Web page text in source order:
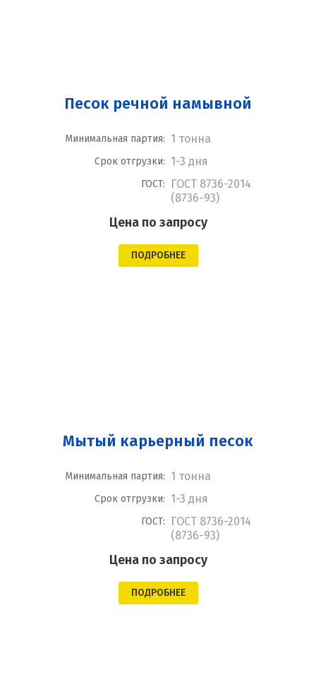
Песок речной намывной
Минимальная партия: 1 тонна
Срок отгрузки: 1-3 дня
ГОСТ:
ГОСТ 8736-2014
(8736-93)
Цена по запросу
ПОДРОБНЕЕ
Мытый карьерный песок
Минимальная партия: 1 тонна
Срок отгрузки: 1-3 дня
ГОСТ:
ГОСТ 8736-2014
(8736-93)
Цена по запросу
ПОДРОБНЕЕ